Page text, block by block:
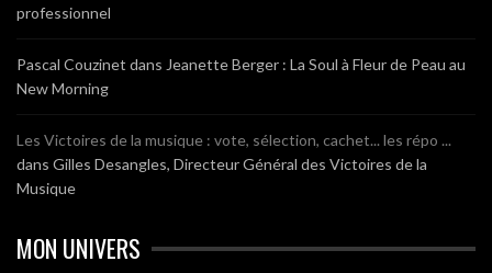
professionnel
Pascal Couzinet dans Jeanette Berger : La Soul à Fleur de Peau au
New Morning
Les Victoires de la musique : vote, sélection, cachet... les répo ...
dans Gilles Desangles, Directeur Général des Victoires de la
Musique
MON UNIVERS